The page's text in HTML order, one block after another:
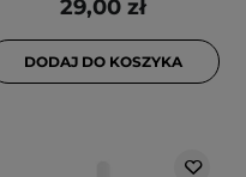
29,00 zł
DODAJ DO KOSZYKA